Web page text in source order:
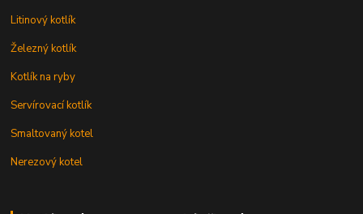
Litinový kotlík
Železný kotlík
Kotlík na ryby
Servírovací kotlík
Smaltovaný kotel
Nerezový kotel